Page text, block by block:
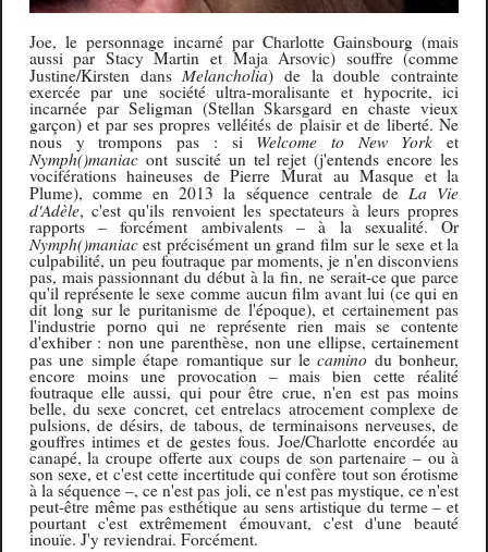
Joe, le personnage incarné par Charlotte Gainsbourg (mais
aussi par Stacy Martin et Maja Arsovic) souffre (comme
Justine/Kirsten dansMelancholia) de la double contrainte
exercée par une société ultra-moralisante et hypocrite, ici
incarnée par Seligman (Stellan Skarsgard en chaste vieux
garçon) et par ses propres velléités de plaisir et de liberté. Ne
nous y trompons pas : si Welcome to New York et
Nymph()maniacont suscité un tel rejet (j'entends encore les
vociférations haineuses de Pierre Murat au Masque et la
Plume), comme en 2013 la séquence centrale deLa Vie
d'Adèle, c'est qu'ils renvoient les spectateurs à leurs propres
rapports – forcément ambivalents – à la sexualité. Or
Nymph()maniacest précisément un grand film sur le sexe et la
culpabilité, un peu foutraque par moments, je n'en disconviens
pas, mais passionnant du début à la fin, ne serait-ce que parce
qu'il représente le sexe comme aucun film avant lui (ce qui en
dit long sur le puritanisme de l'époque), et certainement pas
l'industrie porno qui ne représente rien mais se contente
d'exhiber : non une parenthèse, non une ellipse, certainement
pas une simple étape romantique sur lecamino du bonheur,
encore moins une provocation – mais bien cette réalité
foutraque elle aussi, qui pour être crue, n'en est pas moins
belle, du sexe concret, cet entrelacs atrocement complexe de
pulsions, de désirs, de tabous, de terminaisons nerveuses, de
gouffres intimes et de gestes fous. Joe/Charlotte encordée au
canapé, la croupe offerte aux coups de son partenaire – ou à
son sexe, et c'est cette incertitude qui confère tout son érotisme
à la séquence –, ce n'est pas joli, ce n'est pas mystique, ce n'est
peut-être même pas esthétique au sens artistique du terme – et
pourtant c'est extrêmement émouvant, c'est d'une beauté
inouïe. J'y reviendrai. Forcément.